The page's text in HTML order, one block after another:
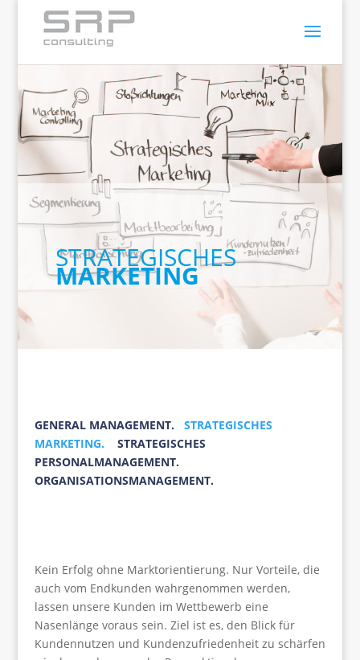
STRATEGISCHES
MARKETING
GENERAL MANAGEMENT.
STRATEGISCHES
MARKETING.
STRATEGISCHES
PERSONALMANAGEMENT.
ORGANISATIONSMANAGEMENT.
Kein Erfolg ohne Marktorientierung. Nur Vorteile, die
auch vom Endkunden wahrgenommen werden,
lassen unsere Kunden im Wettbewerb eine
Nasenlänge voraus sein. Ziel ist es, den Blick für
Kundennutzen und Kundenzufriedenheit zu schärfen